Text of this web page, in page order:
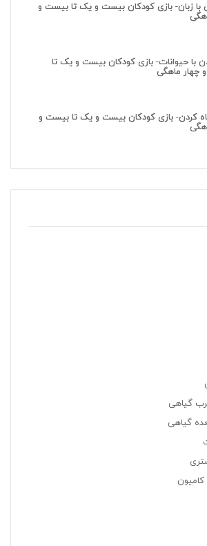
با زبان- بازی کودکان بیست و یک تا بیست و
با حیوانات- بازی کودکان بیست و یک تا
چهار ماهگی
کردن- بازی کودکان بیست و یک تا بیست و
گیاهی
گیاهی
کامیون